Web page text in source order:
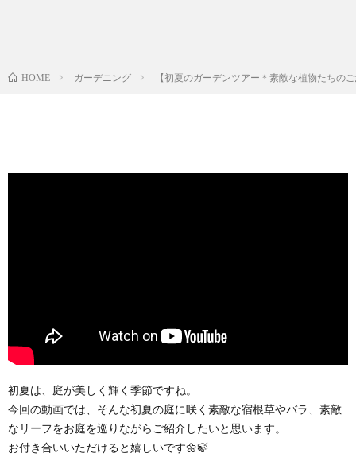
HOME ガーデニング 【初夏のガーデンツアー＊素敵な植物たちの
初夏は、庭が美しく輝く季節ですね。
今回の動画では、そんな初夏の庭に咲く素敵な宿根草やバラ、素敵
なリーフをお庭を巡りながらご紹介したいと思います。
お付き合いいただけると嬉しいです🌼🍃